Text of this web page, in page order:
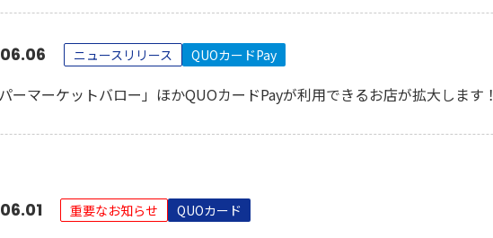
ニュースリリース QUOカードPay
パーマーケットバロー」ほかQUOカードPayが利用できるお店が拡大します！
重要なお知らせ QUOカード